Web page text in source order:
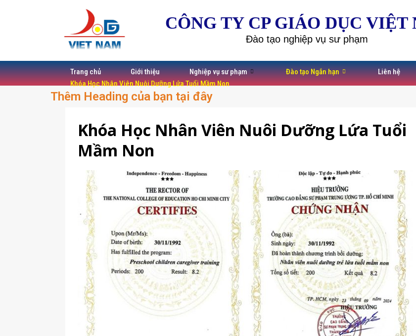
CÔNG TY CP GIÁO DỤC VIỆT
Đào tạo nghiệp vụ sư phạm
Trang chủ Giới thiệu Nghiệp vụ sư phạm Đào tạo Ngắn hạn Liên hệ
Khóa Học Nhân Viên Nuôi Dưỡng Lứa Tuổi Mầm Non
Thêm Heading của bạn tại đây
Khóa Học Nhân Viên Nuôi Dưỡng Lứa Tuổi
Mầm Non